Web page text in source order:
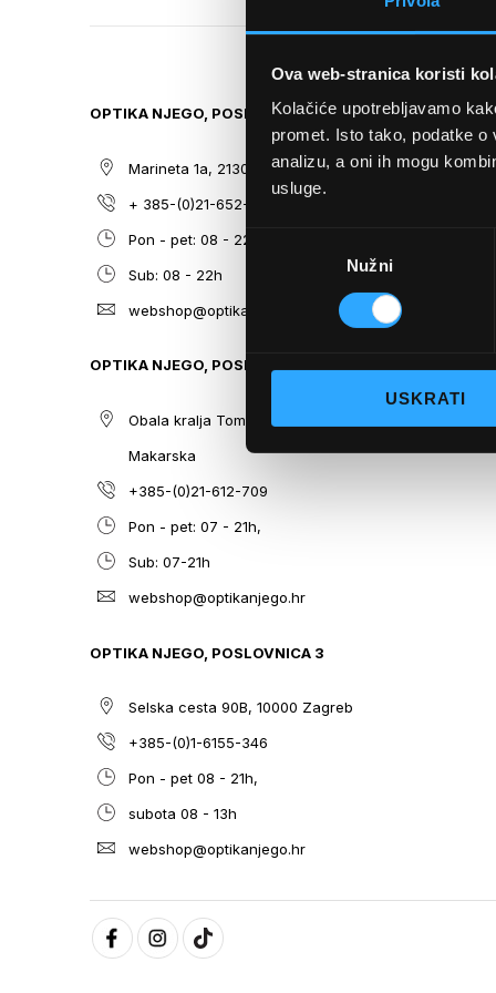
Ova web-stranica koristi
Kolačiće upotrebljavamo
promet. Isto tako, podatke
analizu, a oni ih mogu
usluge.
Odabir
Nužni
USKRATI
THE
THE
GALLERY
OPTIKA NJEGO, POSLOVNICA 1
Marineta 1a, 21300 Makarska
+ 385-(0)21-652-102
Pon - pet: 08 - 22h,
Sub: 08 - 22h
webshop@optikanjego.hr
OPTIKA NJEGO, POSLOVNICA 2
Obala kralja Tomislava 14, 21300
Makarska
+385-(0)21-612-709
Pon - pet: 07 - 21h,
Sub: 07-21h
webshop@optikanjego.hr
OPTIKA NJEGO, POSLOVNICA 3
Selska cesta 90B, 10000 Zagreb
+385-(0)1-6155-346
Pon - pet 08 - 21h,
subota 08 - 13h
webshop@optikanjego.hr
SITEMAP
O nama
Optika